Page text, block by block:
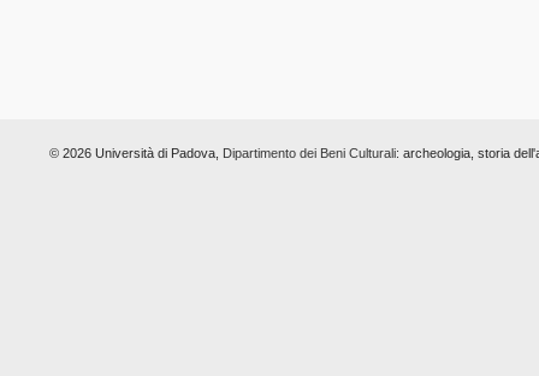
© 2026 Università di Padova, Dipartimento dei Beni Culturali: archeologia, storia